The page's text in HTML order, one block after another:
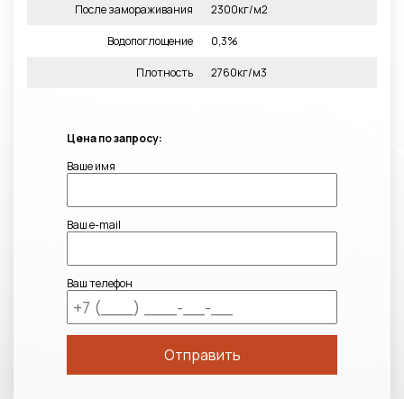
После замораживания 2300кг/м2
Водопоглощение 0,3%
Плотность 2760кг/м3
Цена по запросу:
Ваше имя
Ваш e-mail
Ваш телефон